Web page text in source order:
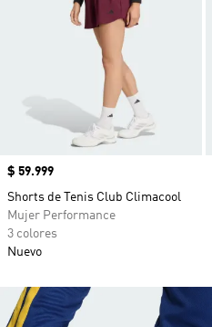
Precio
$ 59.999
Shorts de Tenis Club Climacool
Mujer Performance
3 colores
Nuevo